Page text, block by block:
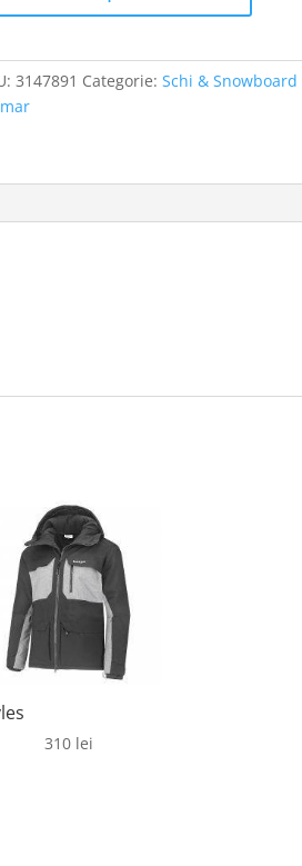
3147891 Categorie:Schi & Snowboard
310 lei